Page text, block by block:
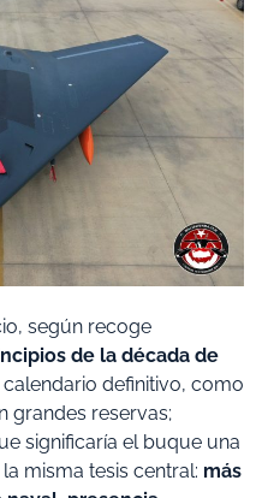
según recoge
de la década de
definitivo, como
grandes reservas;
significaría el buque una
misma tesis central: más